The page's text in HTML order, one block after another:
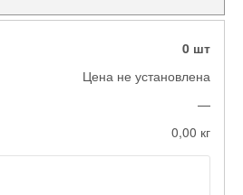
0 шт
Цена не установлена
—
0,00 кг